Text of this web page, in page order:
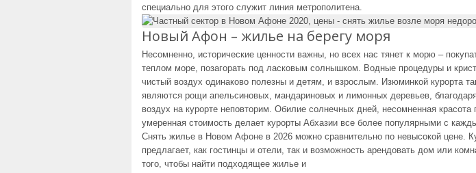
специально для этого служит линия метрополитена.
Новый Афон – жилье на берегу моря
Несомненно, исторические ценности важны, но всех нас тянет к морю –
теплом море, позагорать под ласковым солнышком. Водные процедуры и
чистый воздух одинаково полезны и детям, и взрослым. Изюминкой курорта
являются рощи апельсиновых, мандариновых и лимонных деревьев,
воздух на курорте неповторим. Обилие солнечных дней, несомненная красота
умеренная стоимость делает курорты Абхазии все более популярными с
Снять жилье в Новом Афоне в 2026 можно сравнительно по невысокой цене.
предлагает, как гостинцы и отели, так и возможность арендовать дом или
того, чтобы найти подходящее жилье и